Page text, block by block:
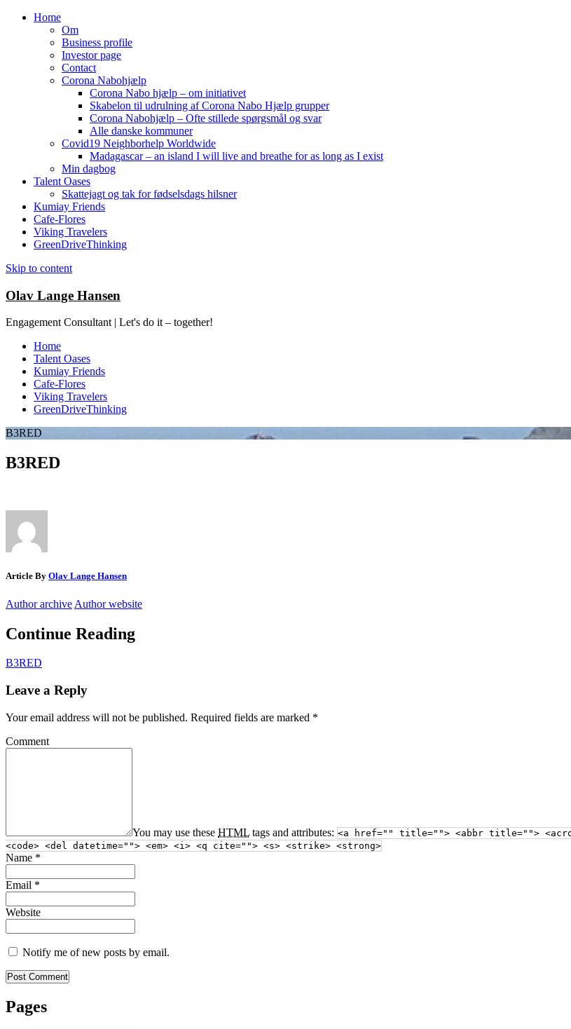
Home
Om
Business profile
Investor page
Contact
Corona Nabohjælp
Corona Nabo hjælp – om initiativet
Skabelon til udrulning af Corona Nabo Hjælp grupper
Corona Nabohjælp – Ofte stillede spørgsmål og svar
Alle danske kommuner
Covid19 Neighborhelp Worldwide
Madagascar – an island I will live and breathe for as long as I exist
Min dagbog
Talent Oases
Skattejagt og tak for fødselsdags hilsner
Kumiay Friends
Cafe-Flores
Viking Travelers
GreenDriveThinking
Skip to content
Olav Lange Hansen
Engagement Consultant | Let's do it – together!
Home
Talent Oases
Kumiay Friends
Cafe-Flores
Viking Travelers
GreenDriveThinking
B3RED
B3RED
Article By Olav Lange Hansen
Author archive Author website
Continue Reading
B3RED
Leave a Reply
Your email address will not be published. Required fields are marked *
Comment
You may use these HTML tags and attributes: <a href="" title=""> <abbr title="">
<code> <del datetime=""> <em> <i> <q cite=""> <s> <strike> <strong>
Name *
Email *
Website
Notify me of new posts by email.
Pages